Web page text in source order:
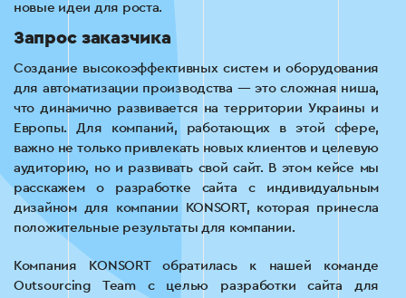
новые идеи для роста.
Запрос заказчика
Создание высокоэффективных систем и оборудования
для автоматизации производства — это сложная ниша,
что динамично развивается на территории Украины и
Европы. Для компаний, работающих в этой сфере,
важно не только привлекать новых клиентов и целевую
аудиторию, но и развивать свой сайт. В этом кейсе мы
расскажем о разработке сайта с индивидуальным
дизайном для компании KONSORT, которая принесла
положительные результаты для компании.
Компания KONSORT обратилась к нашей команде
Outsourcing Team с целью разработки сайта для